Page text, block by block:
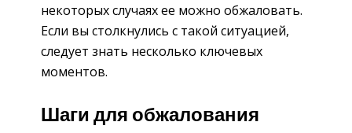
некоторых случаях ее можно обжаловать.
Если вы столкнулись с такой ситуацией,
следует знать несколько ключевых
моментов.
Шаги для обжалования